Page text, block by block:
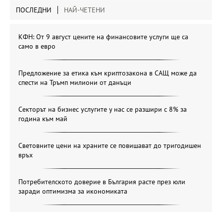
ПОСЛЕДНИ НАЙ-ЧЕТЕНИ
КФН: От 9 август цените на финансовите услуги ще са
само в евро
Предложение за етика към криптозакона в САЩ може да
спести на Тръмп милиони от данъци
Секторът на бизнес услугите у нас се разшири с 8% за
година към май
Световните цени на храните се повишават до тригодишен
връх
Потребителското доверие в България расте през юли
заради оптимизма за икономиката